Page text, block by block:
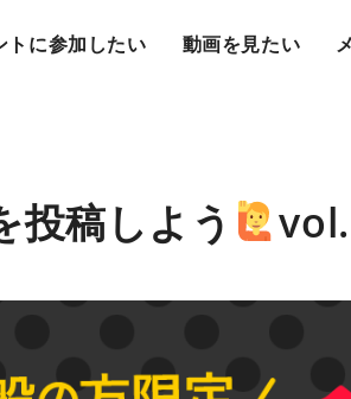
トに参加したい 動画を見たい
投稿しよう